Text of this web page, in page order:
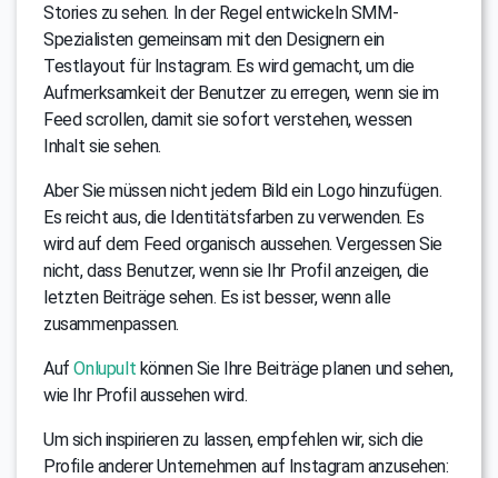
Stories zu sehen. In der Regel entwickeln SMM-
Spezialisten gemeinsam mit den Designern ein
Testlayout für Instagram. Es wird gemacht, um die
Aufmerksamkeit der Benutzer zu erregen, wenn sie im
Feed scrollen, damit sie sofort verstehen, wessen
Inhalt sie sehen.
Aber Sie müssen nicht jedem Bild ein Logo hinzufügen.
Es reicht aus, die Identitätsfarben zu verwenden. Es
wird auf dem Feed organisch aussehen. Vergessen Sie
nicht, dass Benutzer, wenn sie Ihr Profil anzeigen, die
letzten Beiträge sehen. Es ist besser, wenn alle
zusammenpassen.
AufOnlupult können Sie Ihre Beiträge planen und sehen,
wie Ihr Profil aussehen wird.
Um sich inspirieren zu lassen, empfehlen wir, sich die
Profile anderer Unternehmen auf Instagram anzusehen: